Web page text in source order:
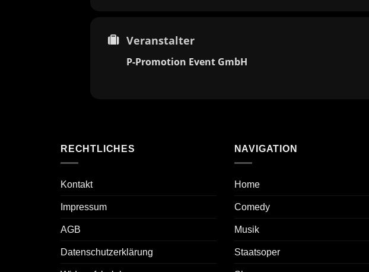
Veranstalter
P-Promotion Event GmbH
RECHTLICHES
Kontakt
Impressum
AGB
Datenschutzerklärung
NAVIGATION
Home
Comedy
Musik
Staatsoper